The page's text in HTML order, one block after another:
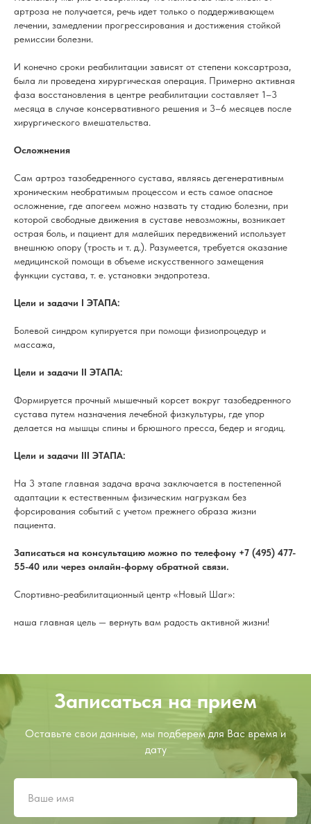
артроза не получается, речь идет только о поддерживающем
лечении, замедлении прогрессирования и достижения стойкой
ремиссии болезни.
И конечно сроки реабилитации зависят от степени коксартроза,
была ли проведена хирургическая операция. Примерно активная
фаза восстановления в центре реабилитации составляет 1–3
месяца в случае консервативного решения и 3–6 месяцев после
хирургического вмешательства.
Осложнения
Сам артроз тазобедренного сустава, являясь дегенеративным
хроническим необратимым процессом и есть самое опасное
осложнение, где апогеем можно назвать ту стадию болезни, при
которой свободные движения в суставе невозможны, возникает
острая боль, и пациент для малейших передвижений использует
внешнюю опору (трость и т. д.). Разумеется, требуется оказание
медицинской помощи в объеме искусственного замещения
функции сустава, т. е. установки эндопротеза.
Цели и задачи I ЭТАПА:
Болевой синдром купируется при помощи физиопроцедур и
массажа,
Цели и задачи II ЭТАПА:
Формируется прочный мышечный корсет вокруг тазобедренного
сустава путем назначения лечебной физкультуры, где упор
делается на мышцы спины и брюшного пресса, бедер и ягодиц.
Цели и задачи III ЭТАПА:
На 3 этапе главная задача врача заключается в постепенной
адаптации к естественным физическим нагрузкам без
форсирования событий с учетом прежнего образа жизни
пациента.
Записаться на консультацию можно по телефону +7 (495) 477-
55-40 или через онлайн-форму обратной связи.
Спортивно-реабилитационный центр «Новый Шаг»:
наша главная цель — вернуть вам радость активной жизни!
Записаться на прием
Оставьте свои данные, мы подберем для Вас время и
дату